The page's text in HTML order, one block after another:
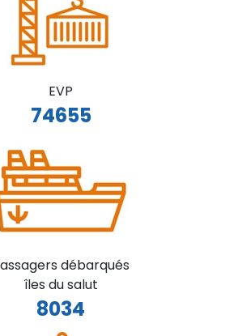
EVP
74655
débarqués
îles du salut
8034